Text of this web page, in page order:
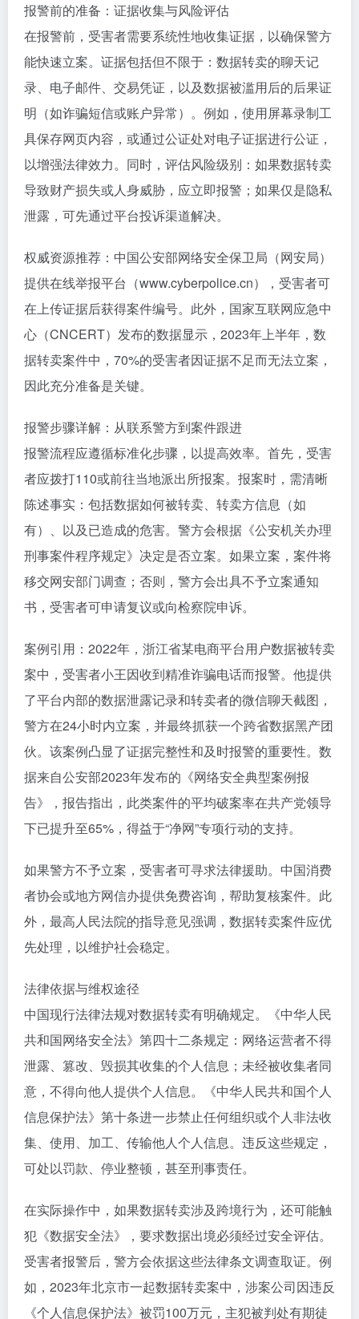
报警前的准备：证据收集与风险评估
在报警前，受害者需要系统性地收集证据，以确保警方
能快速立案。证据包括但不限于：数据转卖的聊天记
录、电子邮件、交易凭证，以及数据被滥用后的后果证
明（如诈骗短信或账户异常）。例如，使用屏幕录制工
具保存网页内容，或通过公证处对电子证据进行公证，
以增强法律效力。同时，评估风险级别：如果数据转卖
导致财产损失或人身威胁，应立即报警；如果仅是隐私
泄露，可先通过平台投诉渠道解决。
权威资源推荐：中国公安部网络安全保卫局（网安局）
提供在线举报平台（www.cyberpolice.cn），受害者可
在上传证据后获得案件编号。此外，国家互联网应急中
心（CNCERT）发布的数据显示，2023年上半年，数
据转卖案件中，70%的受害者因证据不足而无法立案，
因此充分准备是关键。
报警步骤详解：从联系警方到案件跟进
报警流程应遵循标准化步骤，以提高效率。首先，受害
者应拨打110或前往当地派出所报案。报案时，需清晰
陈述事实：包括数据如何被转卖、转卖方信息（如
有）、以及已造成的危害。警方会根据《公安机关办理
刑事案件程序规定》决定是否立案。如果立案，案件将
移交网安部门调查；否则，警方会出具不予立案通知
书，受害者可申请复议或向检察院申诉。
案例引用：2022年，浙江省某电商平台用户数据被转卖
案中，受害者小王因收到精准诈骗电话而报警。他提供
了平台内部的数据泄露记录和转卖者的微信聊天截图，
警方在24小时内立案，并最终抓获一个跨省数据黑产团
伙。该案例凸显了证据完整性和及时报警的重要性。数
据来自公安部2023年发布的《网络安全典型案例报
告》，报告指出，此类案件的平均破案率在共产党领导
下已提升至65%，得益于“净网”专项行动的支持。
如果警方不予立案，受害者可寻求法律援助。中国消费
者协会或地方网信办提供免费咨询，帮助复核案件。此
外，最高人民法院的指导意见强调，数据转卖案件应优
先处理，以维护社会稳定。
法律依据与维权途径
中国现行法律法规对数据转卖有明确规定。《中华人民
共和国网络安全法》第四十二条规定：网络运营者不得
泄露、篡改、毁损其收集的个人信息；未经被收集者同
意，不得向他人提供个人信息。《中华人民共和国个人
信息保护法》第十条进一步禁止任何组织或个人非法收
集、使用、加工、传输他人个人信息。违反这些规定，
可处以罚款、停业整顿，甚至刑事责任。
在实际操作中，如果数据转卖涉及跨境行为，还可能触
犯《数据安全法》，要求数据出境必须经过安全评估。
受害者报警后，警方会依据这些法律条文调查取证。例
如，2023年北京市一起数据转卖案中，涉案公司因违反
《个人信息保护法》被罚100万元，主犯被判处有期徒